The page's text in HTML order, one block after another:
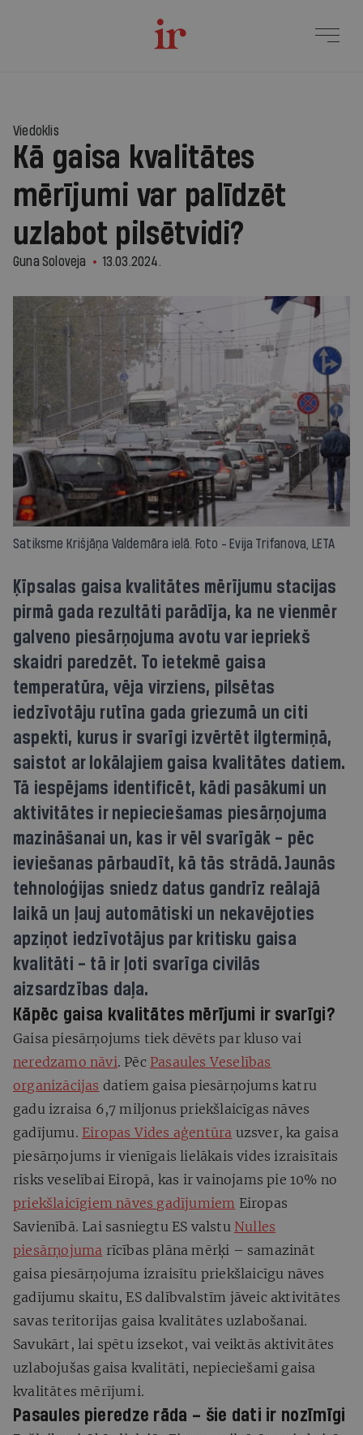
Viedoklis
Kā gaisa kvalitātes
mērījumi var palīdzēt
uzlabot pilsētvidi?
Guna Soloveja 13.03.2024.
Satiksme Krišjāņa Valdemāra ielā. Foto - Evija Trifanova, LETA
Ķīpsalas gaisa kvalitātes mērījumu stacijas
pirmā gada rezultāti parādīja, ka ne vienmēr
galveno piesārņojuma avotu var iepriekš
skaidri paredzēt. To ietekmē gaisa
temperatūra, vēja virziens, pilsētas
iedzīvotāju rutīna gada griezumā un citi
aspekti, kurus ir svarīgi izvērtēt ilgtermiņā,
saistot ar lokālajiem gaisa kvalitātes datiem.
Tā iespējams identificēt, kādi pasākumi un
aktivitātes ir nepieciešamas piesārņojuma
mazināšanai un, kas ir vēl svarīgāk – pēc
ieviešanas pārbaudīt, kā tās strādā. Jaunās
tehnoloģijas sniedz datus gandrīz reālajā
laikā un ļauj automātiski un nekavējoties
apziņot iedzīvotājus par kritisku gaisa
kvalitāti – tā ir ļoti svarīga civilās
aizsardzības daļa.
Kāpēc gaisa kvalitātes mērījumi ir svarīgi?
Gaisa piesārņojums tiek dēvēts par kluso vai
neredzamo nāvi. Pēc Pasaules Veselības
organizācijas datiem gaisa piesārņojums katru
gadu izraisa 6,7 miljonus priekšlaicīgas nāves
gadījumu. Eiropas Vides aģentūra uzsver, ka gaisa
piesārņojums ir vienīgais lielākais vides izraisītais
risks veselībai Eiropā, kas ir vainojams pie 10% no
priekšlaicīgiem nāves gadījumiem Eiropas
Savienībā. Lai sasniegtu ES valstu Nulles
piesārņojuma rīcības plāna mērķi – samazināt
gaisa piesārņojuma izraisītu priekšlaicīgu nāves
gadījumu skaitu, ES dalībvalstīm jāveic aktivitātes
savas teritorijas gaisa kvalitātes uzlabošanai.
Savukārt, lai spētu izsekot, vai veiktās aktivitātes
uzlabojušas gaisa kvalitāti, nepieciešami gaisa
kvalitātes mērījumi.
Pasaules pieredze rāda – šie dati ir nozīmīgi